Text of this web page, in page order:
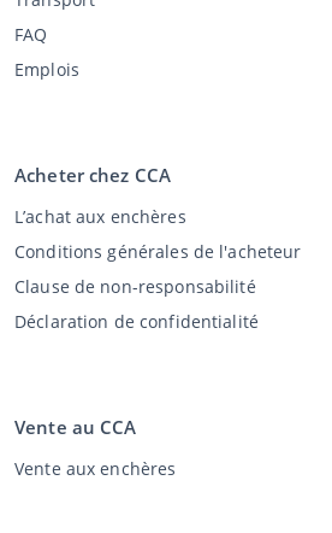
FAQ
Emplois
Acheter chez CCA
L’achat aux enchères
Conditions générales de l'acheteur
Clause de non-responsabilité
Déclaration de confidentialité
Vente au CCA
Vente aux enchères